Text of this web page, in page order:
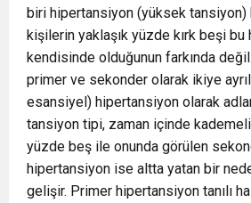
biri hipertansiyon (yüksek tansiyon)
kişilerin yaklaşık yüzde kırk beşi bu
kendisinde olduğunun farkında
primer ve sekonder olarak ikiye
esansiyel) hipertansiyon olarak
tansiyon tipi, zaman içinde
yüzde beş ile onunda görülen
hipertansiyon ise altta yatan bir
gelişir. Primer hipertansiyon tanılı